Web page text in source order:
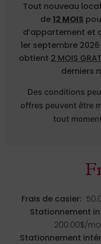
Tout nouveau
de12 MOIS
d’appartement et
1er septembre
obtient 2 MOIS
derniers
Des conditions
offres peuvent être
tout
Frais de casier:
Stationnement
200.00$/
Stationnement